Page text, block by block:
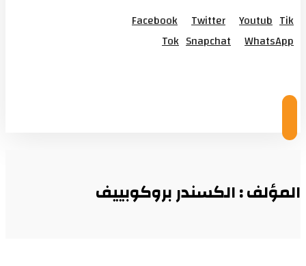
Facebook
Twitter Youtub Tik
Tok Snapchat
WhatsApp
المؤلف : الكسندر بروكوبييف